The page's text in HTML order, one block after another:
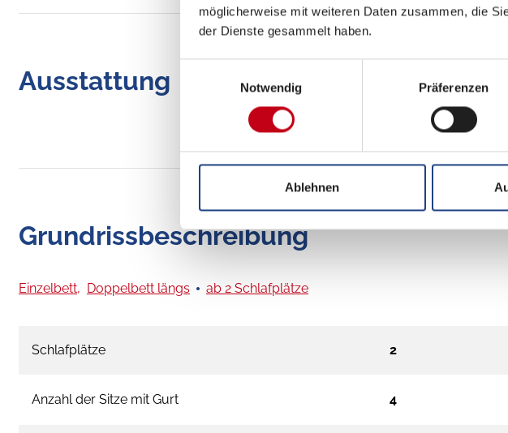
möglicherweise mit weiteren Daten zusammen, die
der Dienste gesammelt haben.
Notwendig
Präferenzen
Ablehnen
Ausstattung
Grundrissbeschreibung
Einzelbett, Doppelbett längs ab 2 Schlafplätze
Schlafplätze 2
Anzahl der Sitze mit Gurt 4